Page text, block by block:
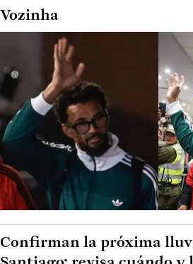
Vozinha
Confirman la próxima